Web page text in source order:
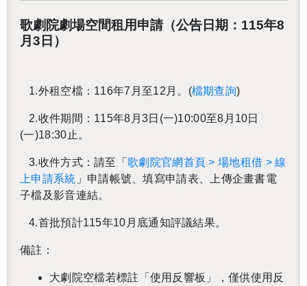
歌劇院劇場空間租用申請（公告日期：115年8
月3日）
1.外租空檔： 116年7月至12月。 (檔期查詢)
2.收件期間： 115年8月3日(一)10:00至8月10日
(一)18:30止 。
3.收件方式：請至「歌劇院官網首頁 >場地租借 >線
上申請系統 」申請帳號、填寫申請表、上傳企畫書電
子檔及影音連結。
4.首批預計115年10月底通知評議結果。
備註：
大劇院空檔若標註「使用反響板」，僅供使用反